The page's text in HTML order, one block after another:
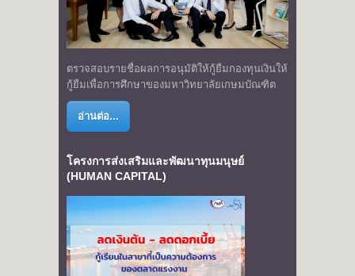
ตรวจสอบรายชื่อผลการอนุมัติให้กู้ยืมกองทุนเงินให้
กู้ยืมเพื่อการศึกษาของมหาวิทยาลัยเกษมบัณฑิต
อ่านต่อ...
โครงการส่งเสริมและพัฒนาทุนมนุษย์
(HUMAN CAPITAL)